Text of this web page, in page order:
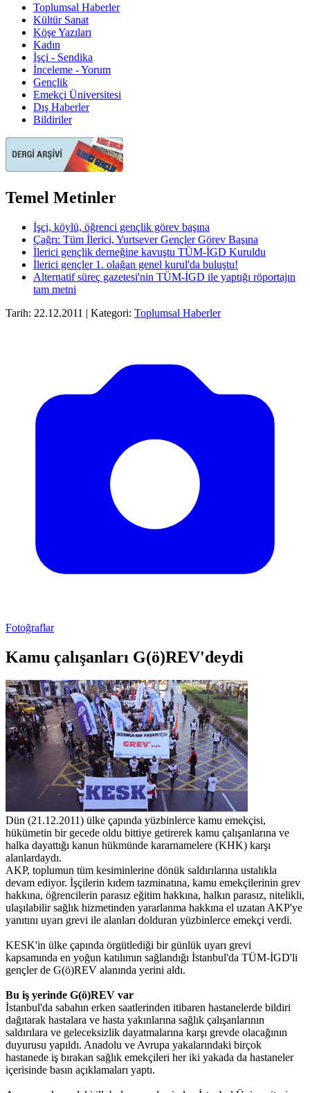
Toplumsal Haberler
Kültür Sanat
Köşe Yazıları
Kadın
İşçi - Sendika
İnceleme - Yorum
Gençlik
Emekçi Üniversitesi
Dış Haberler
Bildiriler
Temel Metinler
İşçi, köylü, öğrenci gençlik görev başına
Çağrı: Tüm İlerici, Yurtsever Gençler Görev Başına
İlerici gençlik derneğine kavuştu TÜM-İGD Kuruldu
İlerici gençler 1. olağan genel kurul'da buluştu!
Alternatif süreç gazetesi'nin TÜM-İGD ile yaptığı röportajın
tam metni
Tarih: 22.12.2011 | Kategori: Toplumsal Haberler
Fotoğraflar
Kamu çalışanları G(ö)REV'deydi
Dün (21.12.2011) ülke çapında yüzbinlerce kamu emekçisi,
hükümetin bir gecede oldu bittiye getirerek kamu çalışanlarına ve
halka dayattığı kanun hükmünde kararnamelere (KHK) karşı
alanlardaydı.
AKP, toplumun tüm kesiminlerine dönük saldırılarına ustalıkla
devam ediyor. İşçilerin kıdem tazminatına, kamu emekçilerinin grev
hakkına, öğrencilerin parasız eğitim hakkına, halkın parasız, nitelikli,
ulaşılabilir sağlık hizmetinden yararlanma hakkına el uzatan AKP'ye
yanıtını uyarı grevi ile alanları dolduran yüzbinlerce emekçi verdi.
KESK'in ülke çapında örgütlediği bir günlük uyarı grevi
kapsamında en yoğun katılımın sağlandığı İstanbul'da TÜM-İGD'li
gençler de G(ö)REV alanında yerini aldı.
Bu iş yerinde G(ö)REV var
İstanbul'da sabahın erken saatlerinden itibaren hastanelerde bildiri
dağıtarak hastalara ve hasta yakınlarına sağlık çalışanlarının
saldırılara ve geleceksizlik dayatmalarına karşı grevde olacağının
duyurusu yapıldı. Anadolu ve Avrupa yakalarındaki birçok
hastanede iş bırakan sağlık emekçileri her iki yakada da hastaneler
içerisinde basın açıklamaları yaptı.